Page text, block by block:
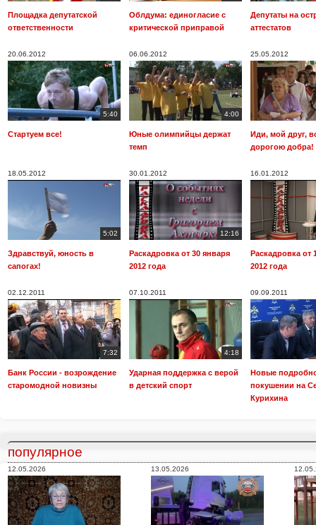
Площадка депутатской
ответственности
Облдума: единогласие с
критической приправой
Депутаты на
аттестатов
20.06.2012
5:40
Стартуем все!
06.06.2012
4:00
Юные олимпийцы держат
темп
25.05.2012
Иди, мой друг,
дорогою добра!
18.05.2012
5:02
Здравствуй, юность в
сапогах!
30.01.2012
12:16
Раскадровка от 30 января
2012 года
16.01.2012
Раскадровка от
2012 года
02.12.2011
7:32
Банк России - возрождение
старомодной новизны
07.10.2011
4:18
Ударная поддержка с верой
в детский спорт
09.09.2011
Новые
покушении на
Курихина
популярное
12.05.2026 13.05.2026